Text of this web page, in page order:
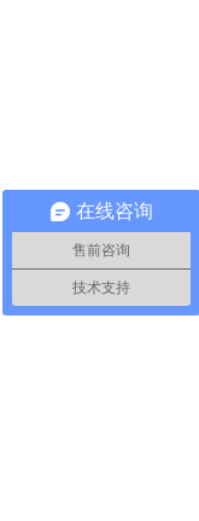
在线咨询
售前咨询
技术支持